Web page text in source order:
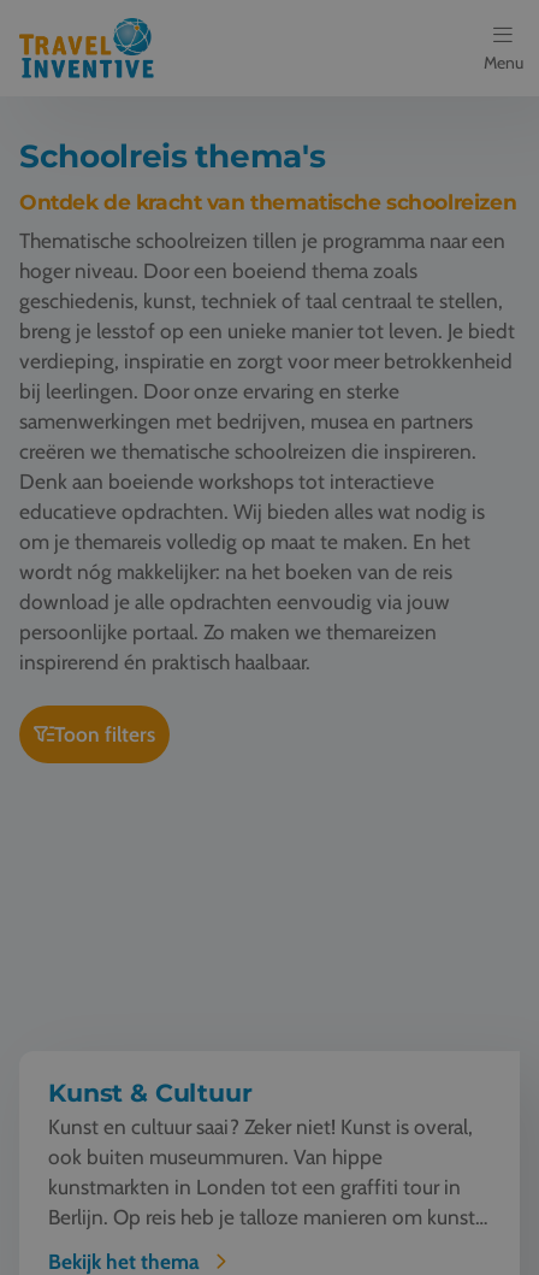
Menu
Bestemmingen
Schoolreis thema's
Voor docenten
Over ons
Een offerte aanvragen
Referenties
Vacatures
Contact
076 522 30 57
Klantportaal
Schoolreis thema's
Ontdek de kracht van thematische schoolreizen
Thematische schoolreizen tillen je programma naar een
hoger niveau. Door een boeiend thema zoals
geschiedenis, kunst, techniek of taal centraal te stellen,
breng je lesstof op een unieke manier tot leven. Je biedt
verdieping, inspiratie en zorgt voor meer betrokkenheid
bij leerlingen. Door onze ervaring en sterke
samenwerkingen met bedrijven, musea en partners
creëren we thematische schoolreizen die inspireren.
Denk aan boeiende workshops tot interactieve
educatieve opdrachten. Wij bieden alles wat nodig is
om je themareis volledig op maat te maken. En het
wordt nóg makkelijker: na het boeken van de reis
download je alle opdrachten eenvoudig via jouw
persoonlijke portaal. Zo maken we themareizen
inspirerend én praktisch haalbaar.
Toon filters
Kunst & Cultuur
Kunst en cultuur saai? Zeker niet! Kunst is overal,
ook buiten museummuren. Van hippe
kunstmarkten in Londen tot een graffiti tour in
Berlijn. Op reis heb je talloze manieren om kunst
te beleven en...
Bekijk het thema